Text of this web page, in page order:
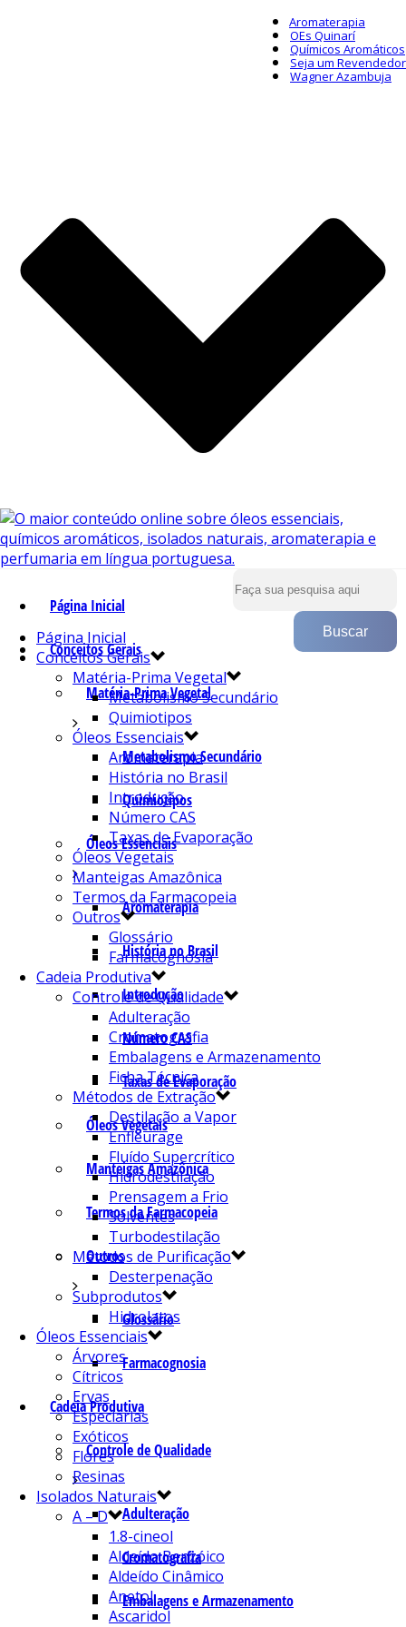
Aromaterapia
OEs Quinarí
Químicos Aromáticos
Seja um Revendedor
Wagner Azambuja
Página Inicial
Conceitos Gerais
Matéria-Prima Vegetal
Metabolismo Secundário
Quimiotipos
Óleos Essenciais
Aromaterapia
História no Brasil
Introdução
Número CAS
Taxas de Evaporação
Óleos Vegetais
Manteigas Amazônica
Termos da Farmacopeia
Outros
Glossário
Farmacognosia
Cadeia Produtiva
Controle de Qualidade
Adulteração
Cromatografia
Embalagens e Armazenamento
Página Inicial
Conceitos Gerais
Matéria-Prima Vegetal
Metabolismo Secundário
Quimiotipos
Óleos Essenciais
Aromaterapia
História no Brasil
Introdução
Número CAS
Taxas de Evaporação
Óleos Vegetais
Manteigas Amazônica
Termos da Farmacopeia
Outros
Glossário
Farmacognosia
Cadeia Produtiva
Controle de Qualidade
Adulteração
Cromatografia
Embalagens e Armazenamento
Ficha Técnica
Métodos de Extração
Destilação a Vapor
Enfleurage
Fluído Supercrítico
Hidrodestilação
Prensagem a Frio
Solventes
Turbodestilação
Métodos de Purificação
Desterpenação
Subprodutos
Hidrolatos
Óleos Essenciais
Árvores
Cítricos
Ervas
Especiarias
Exóticos
Flores
Resinas
Isolados Naturais
A – D
1.8-cineol
Aldeído Benzóico
Aldeído Cinâmico
Anetol
Ascaridol